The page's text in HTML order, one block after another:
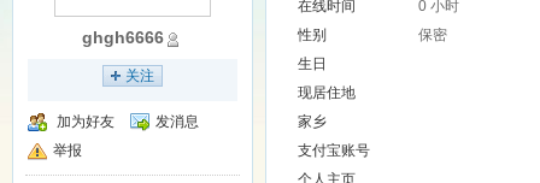
ghgh6666
关注
加为好友
发消息
举报
在线时间
0 小时
性别
保密
生日
现居住地
家乡
支付宝账号
个人主页